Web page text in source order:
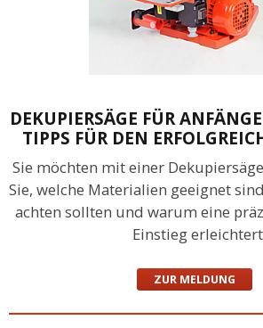
DEKUPIERSÄGE FÜR
TIPPS FÜR DEN
Sie möchten mit einer
Sie, welche Materialien geeignet
achten sollten und warum eine
Einstieg
ZUR MELDUNG